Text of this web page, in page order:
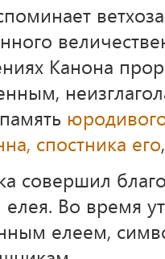
Канона
спостника его
совершил
елея. Во время
елеем,